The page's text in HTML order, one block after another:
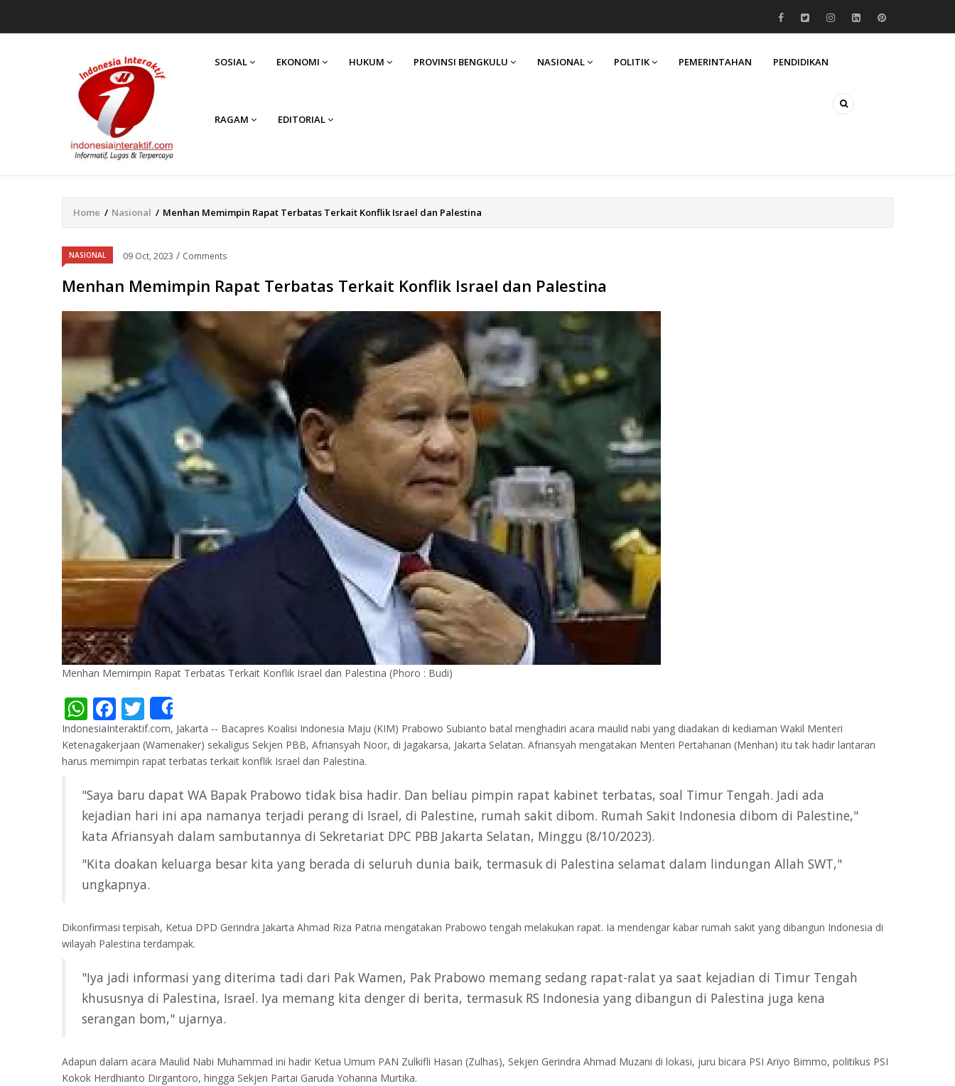
MAIN
SOSIAL EKONOMI HUKUM PROVINSI BENGKULU NASIONAL POLITIK PEMERINTAHAN PENDIDIKAN
RAGAM EDITORIAL
Breadcrumb
Home / Nasional / Menhan Memimpin Rapat Terbatas Terkait Konflik Israel dan Palestina
NASIONAL 09 Oct, 2023 / Comments
Menhan Memimpin Rapat Terbatas Terkait Konflik Israel dan Palestina
Menhan Memimpin Rapat Terbatas Terkait Konflik Israel dan Palestina (Phoro : Budi)
WhatsApp
Facebook
Twitter
IndonesiaInteraktif.com, Jakarta -- Bacapres Koalisi Indonesia Maju (KIM) Prabowo Subianto batal menghadiri acara maulid nabi yang diadakan di kediaman Wakil Menteri
Ketenagakerjaan (Wamenaker) sekaligus Sekjen PBB, Afriansyah Noor, di Jagakarsa, Jakarta Selatan. Afriansyah mengatakan Menteri Pertahanan (Menhan) itu tak hadir lantaran
harus memimpin rapat terbatas terkait konflik Israel dan Palestina.
"Saya baru dapat WA Bapak Prabowo tidak bisa hadir. Dan beliau pimpin rapat kabinet terbatas, soal Timur Tengah. Jadi ada
kejadian hari ini apa namanya terjadi perang di Israel, di Palestine, rumah sakit dibom. Rumah Sakit Indonesia dibom di Palestine,"
kata Afriansyah dalam sambutannya di Sekretariat DPC PBB Jakarta Selatan, Minggu (8/10/2023).
"Kita doakan keluarga besar kita yang berada di seluruh dunia baik, termasuk di Palestina selamat dalam lindungan Allah SWT,"
ungkapnya.
Dikonfirmasi terpisah, Ketua DPD Gerindra Jakarta Ahmad Riza Patria mengatakan Prabowo tengah melakukan rapat. Ia mendengar kabar rumah sakit yang dibangun Indonesia di
wilayah Palestina terdampak.
"Iya jadi informasi yang diterima tadi dari Pak Wamen, Pak Prabowo memang sedang rapat-ralat ya saat kejadian di Timur Tengah
khususnya di Palestina, Israel. Iya memang kita denger di berita, termasuk RS Indonesia yang dibangun di Palestina juga kena
serangan bom," ujarnya.
Adapun dalam acara Maulid Nabi Muhammad ini hadir Ketua Umum PAN Zulkifli Hasan (Zulhas), Sekjen Gerindra Ahmad Muzani di lokasi, juru bicara PSI Ariyo Bimmo, politikus PSI
Kokok Herdhianto Dirgantoro, hingga Sekjen Partai Garuda Yohanna Murtika.